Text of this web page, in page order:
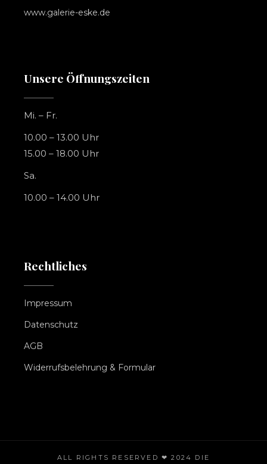
www.galerie-eske.de
Unsere Öffnungszeiten
Mi. – Fr.
10.00 – 13.00 Uhr
15.00 – 18.00 Uhr
Sa.
10.00 – 14.00 Uhr
Rechtliches
Impressum
Datenschutz
AGB
Widerrufsbelehrung & Formular
ALL RIGHTS RESERVED ❤ 2024 DIE